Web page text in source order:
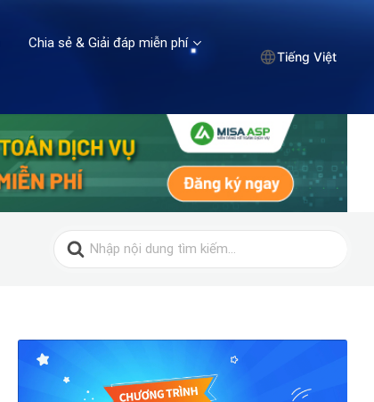
Chia sẻ & Giải đáp miễn phí
Tiếng Việt
Search
for: